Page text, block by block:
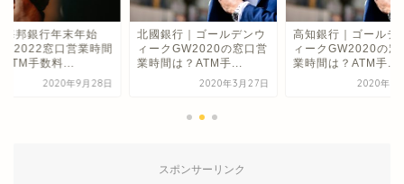
海邦銀行年末年始
2022窓口営業時間
ATM手数料...
2020年9月28日
北國銀行｜ゴールデンウ
ィークGW2020の窓口営
業時間は？ATM手...
2020年3月27日
高知銀行｜ゴールデ
ィークGW2020の窓
業時間は？ATM手...
2020年3
スポンサーリンク